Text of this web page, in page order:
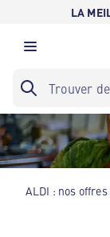
LA